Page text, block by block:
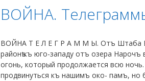
ВОЙНА.
ВОЙНА Т Е Л Е Г Р А М М Ы. Отъ Штаба
районѣ къ юго-западу отъ озера Нарочъ
огонь, который продолжается всю ночь.
продвинуться къ нашимъ око- памъ,